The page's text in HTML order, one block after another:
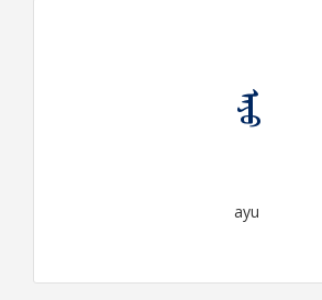
ᠠᠶᠤ
ayu